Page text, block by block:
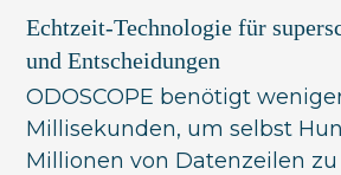
Echtzeit-Technologie für
und Entscheidungen
ODOSCOPE benötigt
Millisekunden, um selbst
Millionen von Datenzeilen